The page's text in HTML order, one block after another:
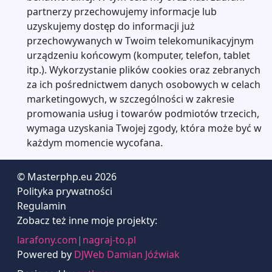
partnerzy przechowujemy informacje lub
uzyskujemy dostęp do informacji już
przechowywanych w Twoim telekomunikacyjnym
urządzeniu końcowym (komputer, telefon, tablet
itp.). Wykorzystanie plików cookies oraz zebranych
za ich pośrednictwem danych osobowych w celach
marketingowych, w szczególności w zakresie
promowania usług i towarów podmiotów trzecich,
wymaga uzyskania Twojej zgody, która może być w
każdym momencie wycofana.
© Masterphp.eu 2026
Polityka prywatności
Regulamin
Zobacz też inne moje projekty:
larafony.com | nagraj-to.pl
Powered by DJWeb Damian Jóźwiak